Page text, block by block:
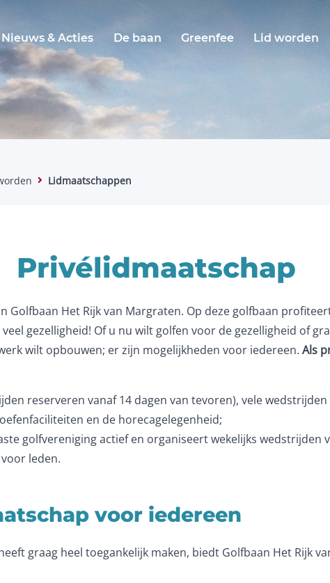
Nieuws & Acties De baan Greenfee Lid worden
Lidmaatschappen
Privélidmaatschap
Golfbaan Het Rijk van Margraten. Op deze golfbaan
gezelligheid! Of u nu wilt golfen voor de gezelligheid of
wilt opbouwen; er zijn mogelijkheden voor iedereen. Als
reserveren vanaf 14 dagen van tevoren), vele
en de horecagelegenheid;
golfvereniging actief en organiseert wekelijks wedstrijden
leden.
voor iedereen
graag heel toegankelijk maken, biedt Golfbaan Het Rijk